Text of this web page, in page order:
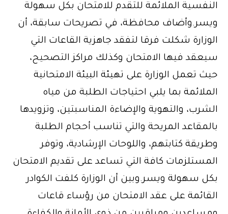
النفسية الملائمة للتقدم للامتحان بكل سهولة
ويسر.وأضاف محافظة، في تصريحات سابقة، أن
الوزارة شكلت فرقا لتفقد جاهزية القاعات التي
سيعقد فيها الامتحان وكذلك مراكز التصحيح،
حيث تعمل الوزارة على تهيئة البيئة الامتحانية
الملائمة بما يلبي احتياجات الطلبة من مياه
الشرب، والتهوية والإضاءة المناسبتين، وتزويدها
بالمقاعد المريحة والتي تناسب أحجام الطلبة
وطريقة كتابتهم، واللوحات الإرشادية، وتوفر
المستلزمات كافة التي تساعد على تقديم الامتحان
بكل سهولة ويسر.وبين أن الوزارة كلفت الكوادر
القائمة على عقد الامتحان من رؤساء قاعات